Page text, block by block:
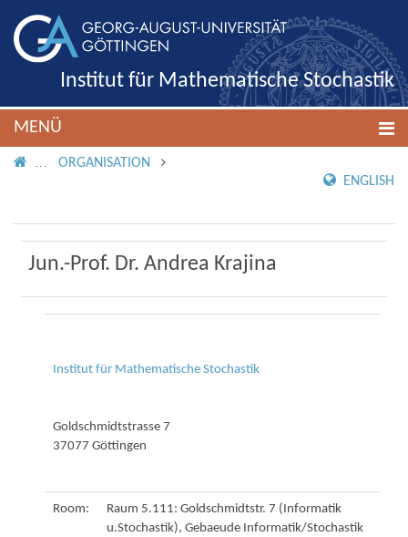
Institut für Mathematische Stochastik
MENÜ
IMS ROOT
ORGANISATION
ENGLISH
Jun.-Prof. Dr. Andrea Krajina
Institut für Mathematische Stochastik
Goldschmidtstrasse 7
37077 Göttingen
Room:
Raum 5.111: Goldschmidtstr. 7 (Informatik
u.Stochastik), Gebaeude Informatik/Stochastik